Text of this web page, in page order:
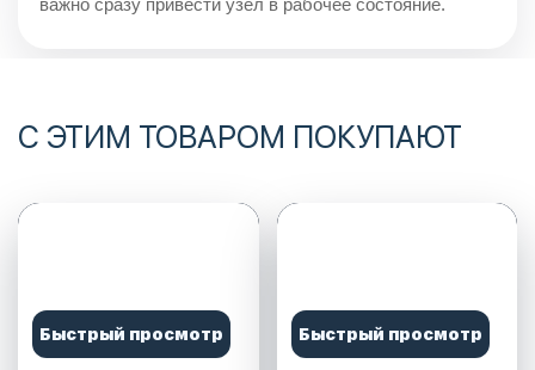
важно сразу привести узел в рабочее состояние.
С ЭТИМ ТОВАРОМ ПОКУПАЮТ
Быстрый просмотр Быстрый просмотр